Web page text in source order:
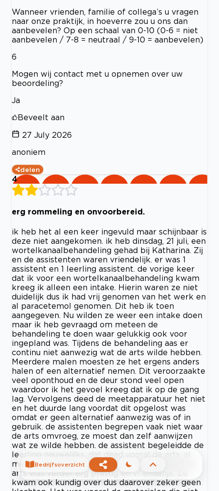
Wanneer vrienden, familie of collega’s u vragen
naar onze praktijk, in hoeverre zou u ons dan
aanbevelen? Op een schaal van 0-10 (0-6 = niet
aanbevelen / 7-8 = neutraal / 9-10 = aanbevelen)
6
Mogen wij contact met u opnemen over uw
beoordeling?
Ja
Beveelt aan
27 July 2026
anoniem
delen
4
erg rommeling en onvoorbereid.
ik heb het al een keer ingevuld maar schijnbaar is
deze niet aangekomen. ik heb dinsdag, 21 juli, een
wortelkanaalbehandeling gehad bij Katharina. Zij
en de assistenten waren vriendelijk. er was 1
assistent en 1 leerling assistent. de vorige keer
dat ik voor een wortelkanaalbehandeling kwam
kreeg ik alleen een intake. Hierin waren ze niet
duidelijk dus ik had vrij genomen van het werk en
al paracetemol genomen. Dit heb ik toen
aangegeven. Nu wilden ze weer een intake doen
maar ik heb gevraagd om meteen de
behandeling te doen waar gelukkig ook voor
ingepland was. Tijdens de behandeling aas er
continu niet aanwezig wat de arts wilde hebben.
Meerdere malen moesten ze het ergens anders
halen of een alternatief nemen. Dit veroorzaakte
veel oponthoud en de deur stond veel open
waardoor ik het gevoel kreeg dat ik op de gang
lag. Vervolgens deed de meetapparatuur het niet
en het duurde lang voordat dit opgelost was
omdat er geen alternatief aanwezig was of in
gebruik. de assistenten begrepen vaak niet waar
de arts omvroeg, ze moest dan zelf aanwijzen
wat ze wilde hebben. de assistent begeleidde de
leerling nauwelijks, dat deed vooral de arts. al
met al was het erg onrustig en niet prettig. De
arts was verder erg prettig en vriendelijk. Ze
kwam ook kundig over dus daarover zeker geen
Bedrijfsoverzicht